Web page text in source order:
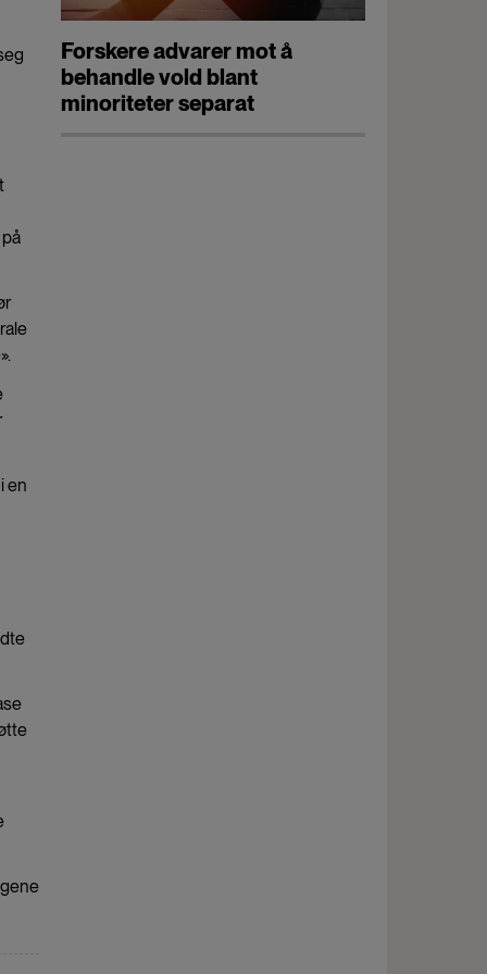
en
Forskere advarer mot å
behandle vold blant
minoriteter separat